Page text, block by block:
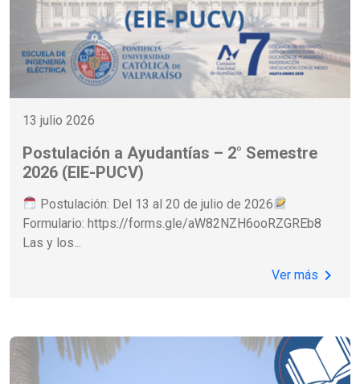
13 julio 2026
Postulación a Ayudantías – 2° Semestre
2026 (EIE-PUCV)
Postulación: Del 13 al 20 de julio de 2026
Formulario: https://forms.gle/aW82NZH6ooRZGREb8
Las y los...
Ver más chevron_right